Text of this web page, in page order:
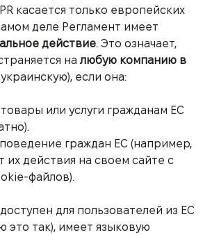
касается только европейских
деле Регламент имеет
действие. Это означает,
на любую компанию в
если она:
или услуги гражданам ЕС
граждан ЕС (например,
их действия на своем сайте с
файлов).
для пользователей из ЕС
это так), имеет языковую